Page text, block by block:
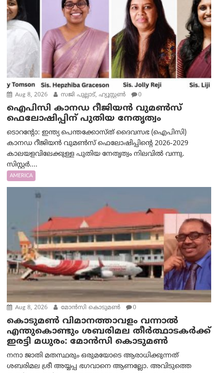
Aug 8, 2026 സജി പുല്ലാട്, ഹ്യൂസ്റ്റൺ 0
ഐപിസി കാനഡ റീജിയൻ വുമൺസ്
ഫെലോഷിപ്പിന് പുതിയ നേതൃത്വം
ടൊറന്റോ: ഇന്ത്യ പെന്തക്കോസ്ത് ദൈവസഭ (ഐപിസി)
കാനഡ റീജിയൻ വുമൺസ് ഫെലോഷിപ്പിന്റെ 2026-2029
കാലയളവിലേക്കുള്ള പുതിയ നേതൃത്വം നിലവിൽ വന്നു.
സിസ്റ്റർ....
AMERICA
Aug 8, 2026 മോൻസി കൊടുമൺ 0
കൊടുമൺ വിമാനത്താവളം വന്നാൽ
എന്തുകൊണ്ടും ശബരിമല തീർത്ഥാടകർക്ക്
ഇരട്ടി മധുരം: മോൻസി കൊടുമൺ
നനാ ജാതി മതസ്ഥരും ഒരുമയോടെ ആരാധിക്കുന്നത്
ശബരിമല ശ്രീ അയ്യപ്പ ഭഗവാനെ ആണല്ലോ. അവിടുത്തെ